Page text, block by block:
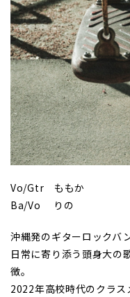
Vo/Gtr ももか
Ba/Vo りの
沖縄発のギターロックバン
日常に寄り添う頭身大の
徴。
2022年高校時代のクラ